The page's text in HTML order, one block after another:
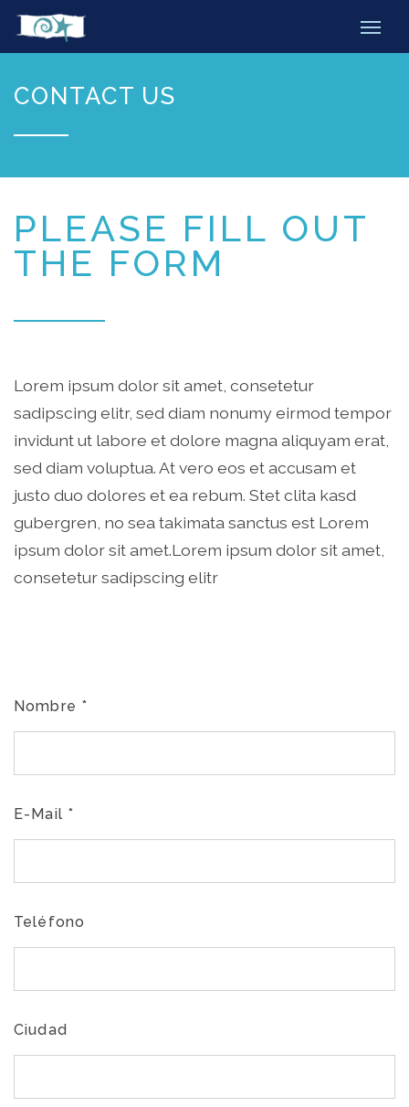
CONTACT US
PLEASE FILL OUT
THE FORM
Lorem ipsum dolor sit amet, consetetur
sadipscing elitr, sed diam nonumy eirmod tempor
invidunt ut labore et dolore magna aliquyam erat,
sed diam voluptua. At vero eos et accusam et
justo duo dolores et ea rebum. Stet clita kasd
gubergren, no sea takimata sanctus est Lorem
ipsum dolor sit amet.Lorem ipsum dolor sit amet,
consetetur sadipscing elitr
Nombre *
E-Mail *
Teléfono
Ciudad